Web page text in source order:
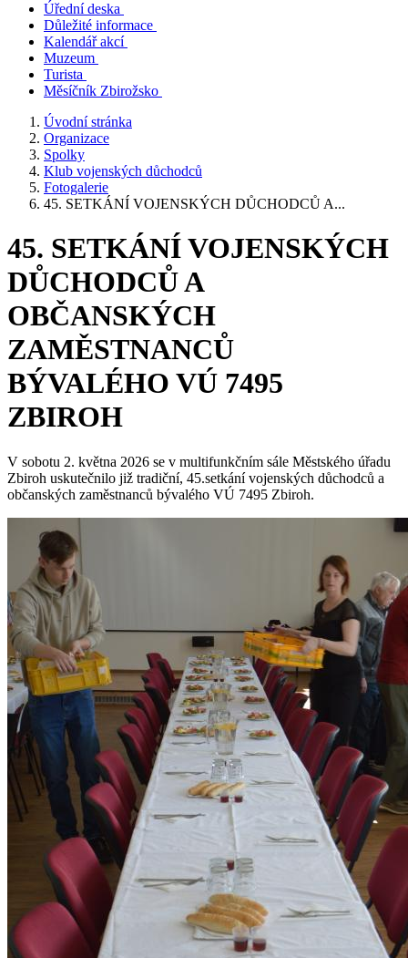
Úřední deska
Důležité informace
Kalendář akcí
Muzeum
Turista
Měsíčník Zbirožsko
Úvodní stránka
Organizace
Spolky
Klub vojenských důchodců
Fotogalerie
45. SETKÁNÍ VOJENSKÝCH DŮCHODCŮ A...
45. SETKÁNÍ VOJENSKÝCH
DŮCHODCŮ A
OBČANSKÝCH
ZAMĚSTNANCŮ
BÝVALÉHO VÚ 7495
ZBIROH
V sobotu 2. května 2026 se v multifunkčním sále Městského úřadu
Zbiroh uskutečnilo již tradiční, 45.setkání vojenských důchodců a
občanských zaměstnanců bývalého VÚ 7495 Zbiroh.